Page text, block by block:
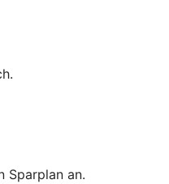
Sparplan an.